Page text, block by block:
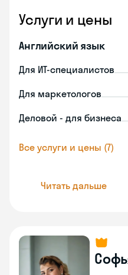
Услуги и цены
Английский язык
Для ИТ-специалистов
Для маркетологов
Деловой - для бизнеса
Все услуги и цены (7)
Читать дальше